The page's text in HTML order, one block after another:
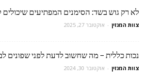
לא רק גוש בשד: הסימנים המפתיעים
צוות המגזין - אוקטובר 27, 2025
נכות כללית – מה שחשוב לדעת לפני שפונים
צוות המגזין - אוקטובר 30, 2024